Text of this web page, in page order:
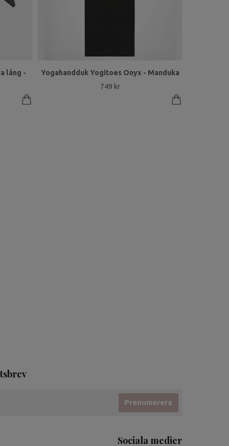
lång -
Yogahandduk Yogitoes Onyx - Manduka
749 kr
Prenumerera
Sociala medier